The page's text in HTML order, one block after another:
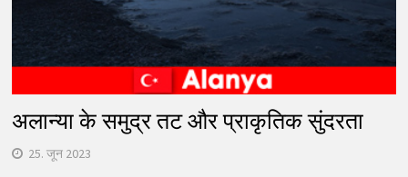
अलान्या के समुद्र तट और प्राकृतिक सुंदरता
25. जून 2023